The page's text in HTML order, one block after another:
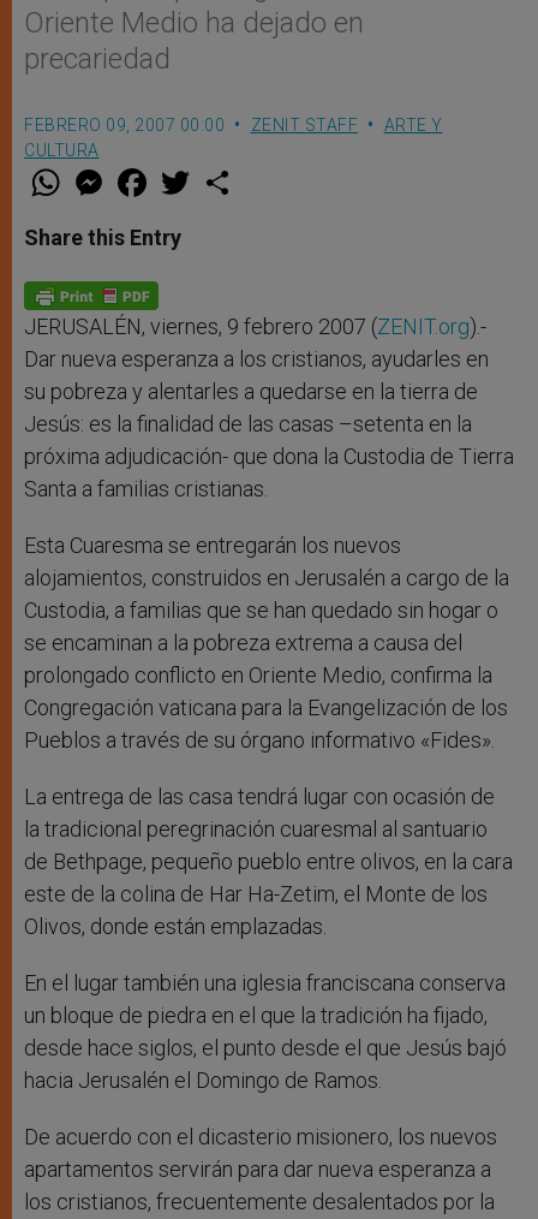
Oriente Medio ha dejado en
precariedad
FEBRERO 09, 2007 00:00 ZENIT STAFF
ARTE Y
CULTURA
W
t
s
p
p
M
e
s
e
g
e
F
a
e
b
o
k
w
Share this Entry
JERUSALÉN, viernes, 9 febrero 2007 (ZENIT.org).-
Dar nueva esperanza a los cristianos, ayudarles en
su pobreza y alentarles a quedarse en la tierra de
Jesús: es la finalidad de las casas –setenta en la
próxima adjudicación- que dona la Custodia de Tierra
Santa a familias cristianas.
Esta Cuaresma se entregarán los nuevos
alojamientos, construidos en Jerusalén a cargo de la
Custodia, a familias que se han quedado sin hogar o
se encaminan a la pobreza extrema a causa del
prolongado conflicto en Oriente Medio, confirma la
Congregación vaticana para la Evangelización de los
Pueblos a través de su órgano informativo «Fides».
La entrega de las casa tendrá lugar con ocasión de
la tradicional peregrinación cuaresmal al santuario
de Bethpage, pequeño pueblo entre olivos, en la cara
este de la colina de Har Ha-Zetim, el Monte de los
Olivos, donde están emplazadas.
En el lugar también una iglesia franciscana conserva
un bloque de piedra en el que la tradición ha fijado,
desde hace siglos, el punto desde el que Jesús bajó
hacia Jerusalén el Domingo de Ramos.
De acuerdo con el dicasterio misionero, los nuevos
apartamentos servirán para dar nueva esperanza a
los cristianos, frecuentemente desalentados por la